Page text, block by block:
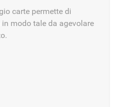
carte permette di
modo tale da agevolare